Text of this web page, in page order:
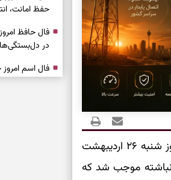
«الیاس حضرتی» رئیس شورای اطلاع‌رسانی دولت امروز شنبه ۲۶ اردیبهشت
انباشته موجب شد که
حفظ امانت،
در
درباره حضور